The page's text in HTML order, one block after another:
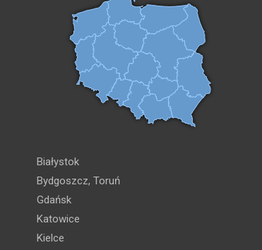
Białystok
Bydgoszcz, Toruń
Gdańsk
Katowice
Kielce